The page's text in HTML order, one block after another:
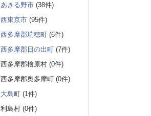
あきる野市 (38件)
西東京市 (95件)
西多摩郡瑞穂町 (6件)
西多摩郡日の出町 (7件)
西多摩郡檜原村 (0件)
西多摩郡奥多摩町 (0件)
大島町 (1件)
利島村 (0件)